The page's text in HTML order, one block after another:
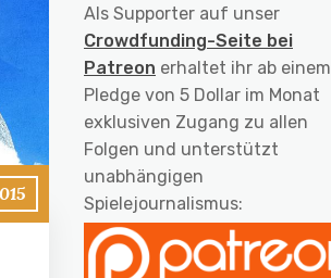
Als Supporter auf unser
Crowdfunding-Seite bei
Patreon erhaltet ihr ab einem
Pledge von 5 Dollar im Monat
exklusiven Zugang zu allen
Folgen und unterstützt
unabhängigen
Spielejournalismus: